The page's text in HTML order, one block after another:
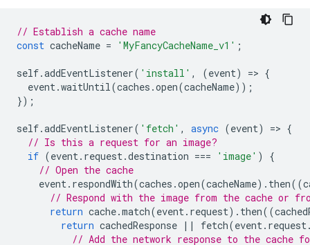
// Establish a cache name
const cacheName = 'MyFancyCacheName_v1' ;
self.addEventListener( 'install' , (event) => {
event.waitUntil(caches .open(cacheName));
});
self.addEventListener( 'fetch' , async (event) => {
// Is this a request for an image?
if (event. request.destination === 'image' )
{
// Open the cache
event. respondWith(caches .open(cacheName). then((
// Respond with the image from the cache or
return cache.match(event. request). then((
return cachedResponse || fetch(event. request
// Add the network response to the